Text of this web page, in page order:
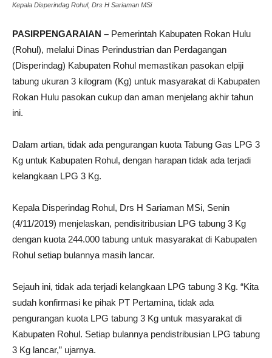
Kepala Disperindag Rohul, Drs H Sariaman MSi
PASIRPENGARAIAN – Pemerintah Kabupaten Rokan Hulu
(Rohul), melalui Dinas Perindustrian dan Perdagangan
(Disperindag) Kabupaten Rohul memastikan pasokan elpiji
tabung ukuran 3 kilogram (Kg) untuk masyarakat di Kabupaten
Rokan Hulu pasokan cukup dan aman menjelang akhir tahun
ini.
Dalam artian, tidak ada pengurangan kuota Tabung Gas LPG 3
Kg untuk Kabupaten Rohul, dengan harapan tidak ada terjadi
kelangkaan LPG 3 Kg.
Kepala Disperindag Rohul, Drs H Sariaman MSi, Senin
(4/11/2019) menjelaskan, pendisitribusian LPG tabung 3 Kg
dengan kuota 244.000 tabung untuk masyarakat di Kabupaten
Rohul setiap bulannya masih lancar.
Sejauh ini, tidak ada terjadi kelangkaan LPG tabung 3 Kg. “Kita
sudah konfirmasi ke pihak PT Pertamina, tidak ada
pengurangan kuota LPG tabung 3 Kg untuk masyarakat di
Kabupaten Rohul. Setiap bulannya pendistribusian LPG tabung
3 Kg lancar,” ujarnya.